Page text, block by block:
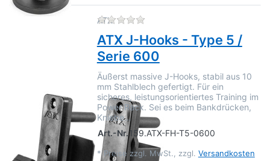
ATX Zu diesem Produkt liegen
ATX J-Hooks - Type 5 /
Serie 600
Äußerst massive J-Hooks, stabil aus 10
mm Stahlblech gefertigt. Für ein
sicheres, leistungsorientiertes Training im
Power Rack. Sei es beim Bankdrücken,
Kniebe…
Art.-Nr.159.ATX-FH-T5-0600
* Preise zzgl. MwSt., zzgl. Versandkosten